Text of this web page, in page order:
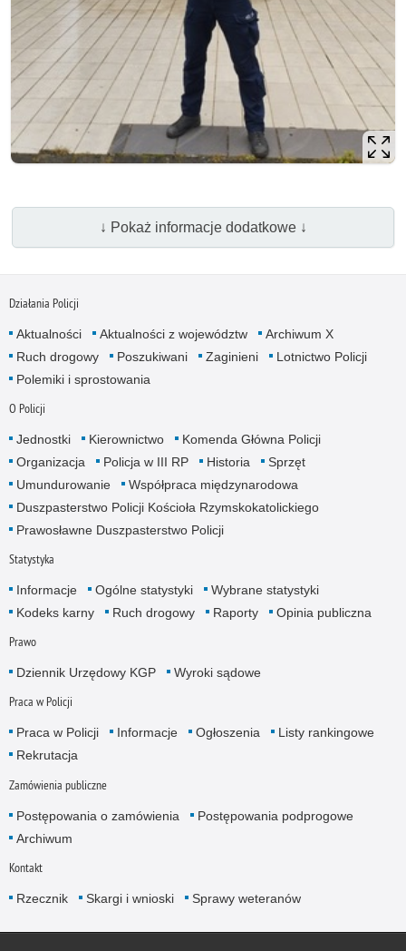
↓ Pokaż informacje dodatkowe ↓
Działania Policji
Aktualności Aktualności z województw
Archiwum X
Ruch drogowy
Poszukiwani Zaginieni
Lotnictwo Policji
Polemiki i sprostowania
O Policji
Jednostki Kierownictwo
Komenda Główna Policji
Organizacja
Policja w III RP Historia
Sprzęt
Umundurowanie
Współpraca międzynarodowa
Duszpasterstwo Policji Kościoła Rzymskokatolickiego
Prawosławne Duszpasterstwo Policji
Statystyka
Informacje Ogólne statystyki
Wybrane statystyki
Kodeks karny
Ruch drogowy Raporty Opinia publiczna
Prawo
Dziennik Urzędowy KGP Wyroki sądowe
Praca w Policji
Praca w Policji Informacje Ogłoszenia
Listy rankingowe
Rekrutacja
Zamówienia publiczne
Postępowania o zamówienia
Postępowania podprogowe
Archiwum
Kontakt
Rzecznik Skargi i wnioski Sprawy weteranów